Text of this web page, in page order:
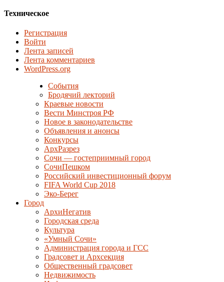
Техническое
Регистрация
Войти
Лента записей
Лента комментариев
WordPress.org
События
Бродячий лекторий
Краевые новости
Вести Минстроя РФ
Новое в законодательстве
Объявления и анонсы
Конкурсы
АрхРазрез
Сочи — гостеприимный город
СочиПешком
Российский инвестиционный форум
FIFA World Cup 2018
Эко-Берег
Город
АрхиНегатив
Городская среда
Культура
«Умный Сочи»
Администрация города и ГСС
Градсовет и Архсекция
Общественный градсовет
Недвижимость